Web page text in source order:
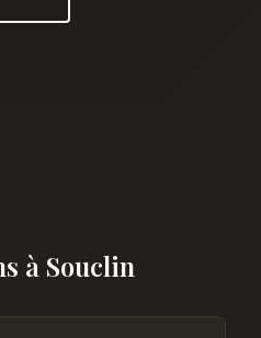
à Souclin